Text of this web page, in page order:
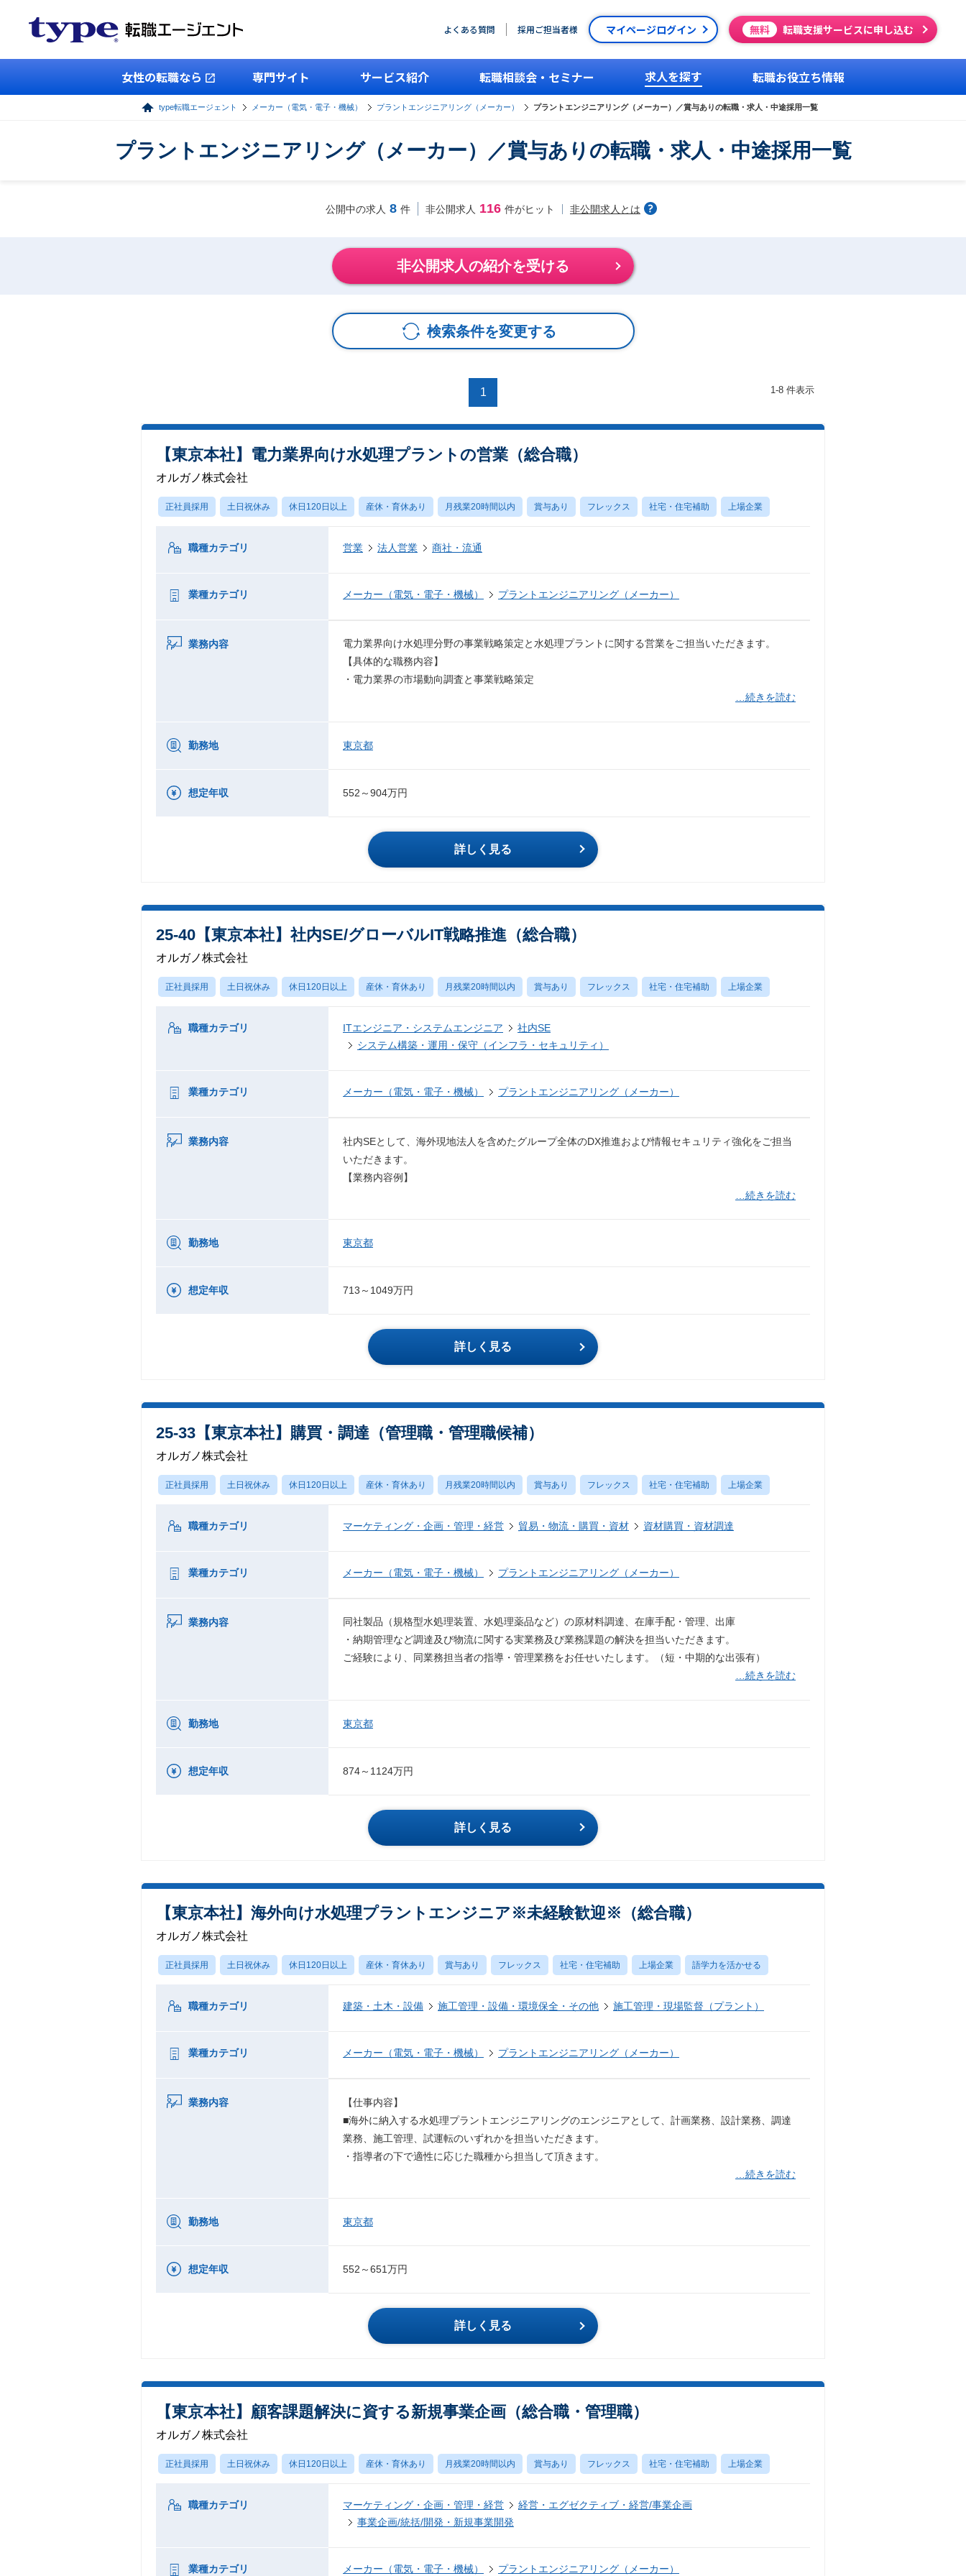
よくある質問 採用ご担当者様 マイページログイン 無料 転職支援サービスに申し込む
女性の転職なら 専門サイト サービス紹介 転職相談会・セミナー 求人を探す 転職お役立ち情報
type転職エージェント メーカー（電気・電子・機械） プラントエンジニアリング（メーカー） プラントエンジニアリング（メーカー）／賞与ありの転職・求人・中途採用一覧
プラントエンジニアリング（メーカー）／賞与ありの転職・求人・中途採用一覧
公開中の求人 8 件 非公開求人 116 件がヒット 非公開求人とは
非公開求人の紹介を受ける
検索条件を変更する
1 1-8 件表示
【東京本社】電力業界向け水処理プラントの営業（総合職）
オルガノ株式会社
正社員採用 土日祝休み 休日120日以上 産休・育休あり 月残業20時間以内 賞与あり フレックス 社宅・住宅補助 上場企業
職種カテゴリ 営業 法人営業 商社・流通
業種カテゴリ メーカー（電気・電子・機械） プラントエンジニアリング（メーカー）
業務内容
電力業界向け水処理分野の事業戦略策定と水処理プラントに関する営業をご担当いただきます。
【具体的な職務内容】
・電力業界の市場動向調査と事業戦略策定
…続きを読む
勤務地 東京都
想定年収 552～904万円
詳しく見る
25-40【東京本社】社内SE/グローバルIT戦略推進（総合職）
オルガノ株式会社
正社員採用 土日祝休み 休日120日以上 産休・育休あり 月残業20時間以内 賞与あり フレックス 社宅・住宅補助 上場企業
職種カテゴリ ITエンジニア・システムエンジニア
社内SE
システム構築・運用・保守（インフラ・セキュリティ）
業種カテゴリ メーカー（電気・電子・機械） プラントエンジニアリング（メーカー）
業務内容
社内SEとして、海外現地法人を含めたグループ全体のDX推進および情報セキュリティ強化をご担当
いただきます。
【業務内容例】
…続きを読む
勤務地 東京都
想定年収 713～1049万円
詳しく見る
25-33【東京本社】購買・調達（管理職・管理職候補）
オルガノ株式会社
正社員採用 土日祝休み 休日120日以上 産休・育休あり 月残業20時間以内 賞与あり フレックス 社宅・住宅補助 上場企業
職種カテゴリ マーケティング・企画・管理・経営 貿易・物流・購買・資材 資材購買・資材調達
業種カテゴリ メーカー（電気・電子・機械） プラントエンジニアリング（メーカー）
業務内容
同社製品（規格型水処理装置、水処理薬品など）の原材料調達、在庫手配・管理、出庫
・納期管理など調達及び物流に関する実業務及び業務課題の解決を担当いただきます。
ご経験により、同業務担当者の指導・管理業務をお任せいたします。（短・中期的な出張有）
…続きを読む
勤務地 東京都
想定年収 874～1124万円
詳しく見る
【東京本社】海外向け水処理プラントエンジニア※未経験歓迎※（総合職）
オルガノ株式会社
正社員採用 土日祝休み 休日120日以上 産休・育休あり 賞与あり フレックス 社宅・住宅補助 上場企業 語学力を活かせる
職種カテゴリ 建築・土木・設備 施工管理・設備・環境保全・その他 施工管理・現場監督（プラント）
業種カテゴリ メーカー（電気・電子・機械） プラントエンジニアリング（メーカー）
業務内容
【仕事内容】
■海外に納入する水処理プラントエンジニアリングのエンジニアとして、計画業務、設計業務、調達
業務、施工管理、試運転のいずれかを担当いただきます。
・指導者の下で適性に応じた職種から担当して頂きます。
…続きを読む
勤務地 東京都
想定年収 552～651万円
詳しく見る
【東京本社】顧客課題解決に資する新規事業企画（総合職・管理職）
オルガノ株式会社
正社員採用 土日祝休み 休日120日以上 産休・育休あり 月残業20時間以内 賞与あり フレックス 社宅・住宅補助 上場企業
職種カテゴリ マーケティング・企画・管理・経営
経営・エグゼクティブ・経営/事業企画
事業企画/統括/開発・新規事業開発
業種カテゴリ メーカー（電気・電子・機械） プラントエンジニアリング（メーカー）